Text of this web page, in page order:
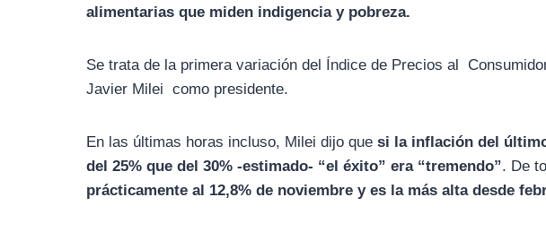
alimentarias que miden indigencia y pobreza.
Se trata de la primera variación del Índice de Precios al
Javier Milei como presidente.
En las últimas horas incluso, Milei dijo que si la inflación del
del 25% que del 30% -estimado- “el éxito” era “tremendo”. De
prácticamente al 12,8% de noviembre y es la más alta desde